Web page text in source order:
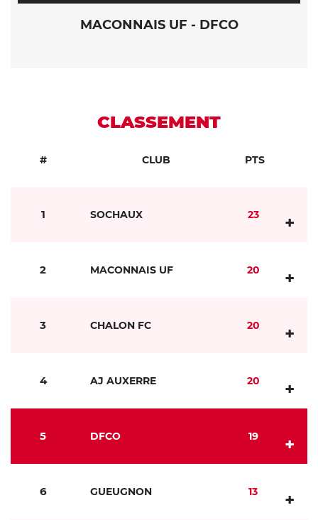
MACONNAIS UF - DFCO
CLASSEMENT
# CLUB PTS
1 SOCHAUX 23 +
2 MACONNAIS UF 20 +
3 CHALON FC 20 +
4 AJ AUXERRE 20 +
5 DFCO 19 +
6 GUEUGNON 13 +